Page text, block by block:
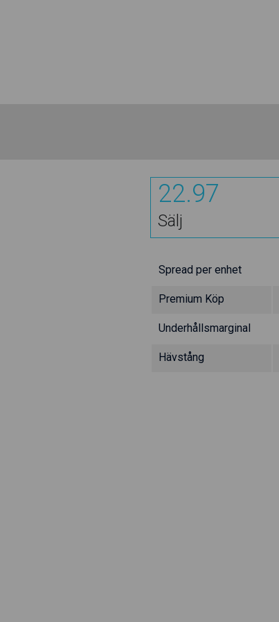
22.97
Sälj
Spread per enhet
Premium Köp
Underhållsmarginal
Hävstång